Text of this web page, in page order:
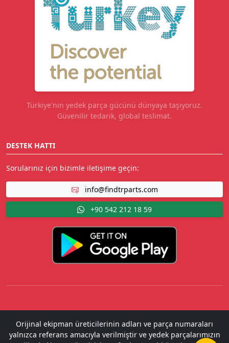
Türkiye'nin yedek parça gücünü dünyaya taşıyoruz.
Güvenilir tedarik, global teslimat.
DESTEK HATTI
Sorularınız için bizimle iletişime geçin:
info@findtrparts.com
+90 542 212 18 59
Orijinal ekipman üreticilerinin adları ve parça numaraları
yalnızca referans amacıyla verilmiştir ve yedek parçalarımızın